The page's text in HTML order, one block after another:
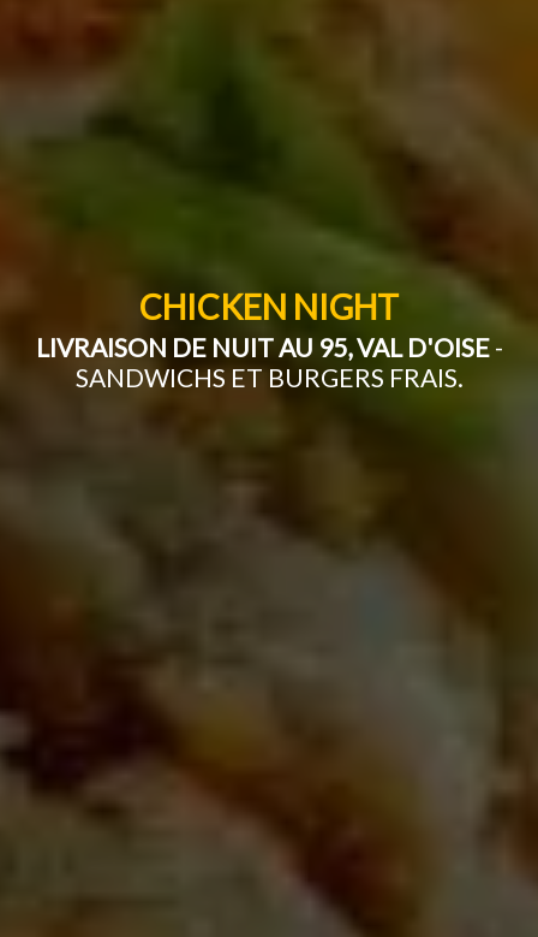
CHICKEN NIGHT
LIVRAISON DE NUIT AU 95, VAL D'OISE-
SANDWICHS ET BURGERS FRAIS.